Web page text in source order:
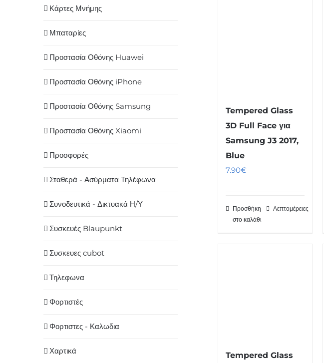
Tempered Glass
3D Full Face για
Samsung J3 2017,
Blue
7.90€
Προσθήκη
στο καλάθι
Λεπτομέρειες
Tempered Glass
Κάρτες Μνήμης
Μπαταρίες
Προστασία Οθόνης Huawei
Προστασία Οθόνης iPhone
Προστασία Οθόνης Samsung
Προστασία Οθόνης Xiaomi
Προσφορές
Σταθερά - Ασύρματα Τηλέφωνα
Συνοδευτικά - Δικτυακά Η/Υ
Συσκευές Blaupunkt
Συσκευες cubot
Τηλεφωνα
Φορτιστές
Φορτιστες - Καλωδια
Χαρτικά